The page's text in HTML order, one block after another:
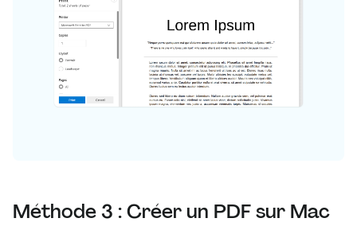
Méthode 3 : Créer un PDF sur Mac